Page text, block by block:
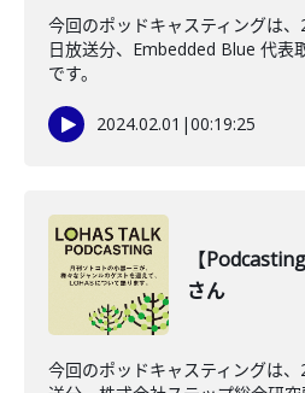
今回のポッドキャスティングは
日放送分、Embedded Blue 代表
です。
2024.02.01 |00:19:25
【
さん
今回のポッドキャスティングは